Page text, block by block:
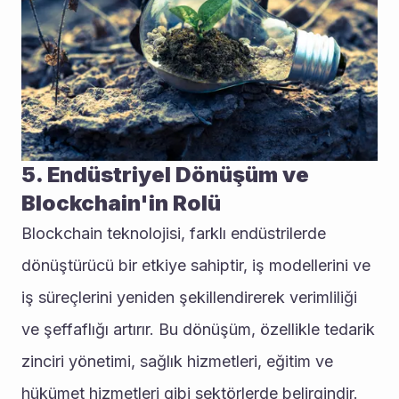
5. Endüstriyel Dönüşüm ve
Blockchain'in Rolü
Blockchain teknolojisi, farklı endüstrilerde
dönüştürücü bir etkiye sahiptir, iş modellerini ve
iş süreçlerini yeniden şekillendirerek verimliliği
ve şeffaflığı artırır. Bu dönüşüm, özellikle tedarik
zinciri yönetimi, sağlık hizmetleri, eğitim ve
hükümet hizmetleri gibi sektörlerde belirgindir.